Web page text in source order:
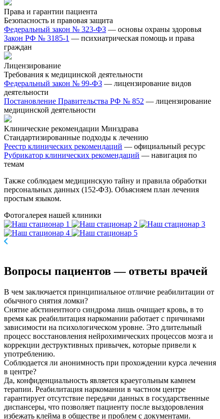
Права и гарантии пациента
Безопасность и правовая защита
Федеральный закон № 323-ФЗ — основы охраны здоровья
Закон РФ № 3185-1 — психиатрическая помощь и права
граждан
Лицензирование
Требования к медицинской деятельности
Федеральный закон № 99-ФЗ — лицензирование видов
деятельности
Постановление Правительства РФ № 852 — лицензирование
медицинской деятельности
Клинические рекомендации Минздрава
Стандартизированные подходы к лечению
Реестр клинических рекомендаций — официальный ресурс
Рубрикатор клинических рекомендаций — навигация по
темам
Также соблюдаем медицинскую тайну и правила обработки
персональных данных (152-ФЗ). Объясняем план лечения
простым языком.
Фотогалерея нашей клиники
Вопросы пациентов— ответы врачей
В чем заключается принципиальное отличие реабилитации от
обычного снятия ломки?
Снятие абстинентного синдрома лишь очищает кровь, в то
время как реабилитация наркомании работает с причинами
зависимости на психологическом уровне. Это длительный
процесс восстановления нейрохимических процессов мозга и
коррекции деструктивных привычек, которые привели к
употреблению.
Соблюдается ли анонимность при прохождении курса лечения
в центре?
Да, конфиденциальность является краеугольным камнем
терапии. Реабилитация наркомании в частном центре
гарантирует отсутствие передачи данных в государственные
диспансеры, что позволяет пациенту после выздоровления
избежать клейма в обществе и проблем с документами.